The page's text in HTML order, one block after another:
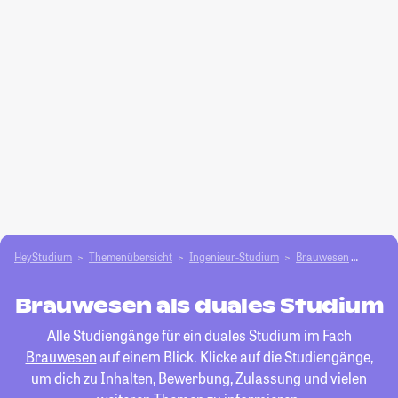
HeyStudium Themenübersicht Ingenieur-Studium Brauwesen
Brauwesen als duales Studium
Alle Studiengänge für ein duales Studium im Fach
Brauwesenauf einem Blick. Klicke auf die Studiengänge,
um dich zu Inhalten, Bewerbung, Zulassung und vielen